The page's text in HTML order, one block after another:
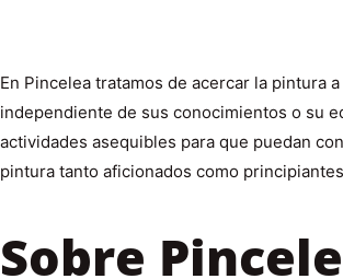
En Pincelea tratamos de acercar la pintura
independiente de sus conocimientos o su
actividades asequibles para que puedan
pintura tanto aficionados como
Sobre